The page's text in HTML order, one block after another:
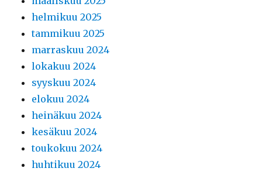
helmikuu 2025
tammikuu 2025
marraskuu 2024
lokakuu 2024
syyskuu 2024
elokuu 2024
heinäkuu 2024
kesäkuu 2024
toukokuu 2024
huhtikuu 2024